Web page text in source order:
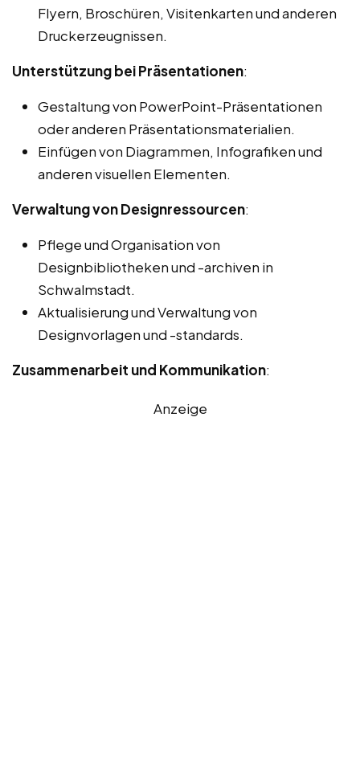
Flyern, Broschüren, Visitenkarten und anderen
Druckerzeugnissen.
Unterstützung bei Präsentationen:
Gestaltung von PowerPoint-Präsentationen
oder anderen Präsentationsmaterialien.
Einfügen von Diagrammen, Infografiken und
anderen visuellen Elementen.
Verwaltung von Designressourcen:
Pflege und Organisation von
Designbibliotheken und -archiven in
Schwalmstadt.
Aktualisierung und Verwaltung von
Designvorlagen und -standards.
Zusammenarbeit und Kommunikation:
Anzeige